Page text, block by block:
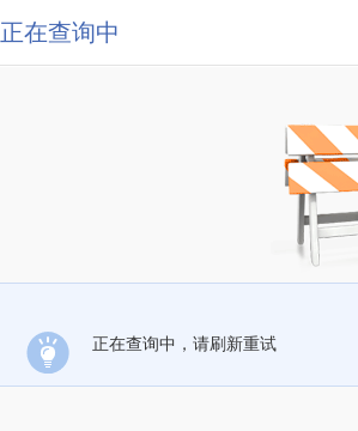
正在查询中
正在查询中，请刷新重试